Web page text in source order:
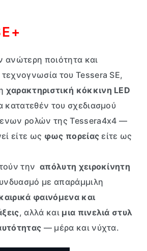
ανώτερη ποιότητα και
του Tessera SE,
χαρακτηριστική κόκκινη LED
του σχεδιασμού
ρολών της Tessera4x4 —
είτε ως φως πορείας είτε ως
την απόλυτη χειροκίνητη
με απαράμμιλη
φαινόμενα και
, αλλά και μια πινελιά στυλ
— μέρα και νύχτα.